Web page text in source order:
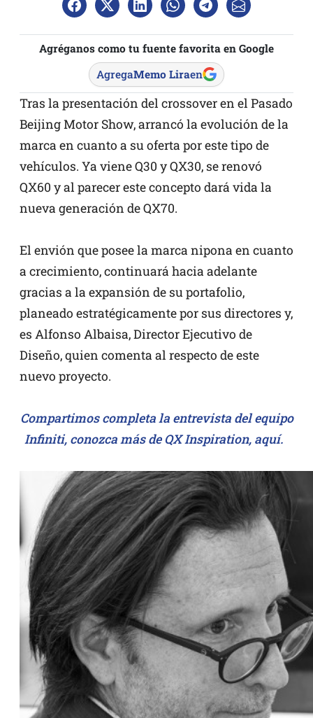
Agréganos como tu fuente favorita en Google
AgregaMemo Liraen
Tras la presentación del crossover en el Pasado
Beijing Motor Show, arrancó la evolución de la
marca en cuanto a su oferta por este tipo de
vehículos. Ya viene Q30 y QX30, se renovó
QX60 y al parecer este concepto dará vida la
nueva generación de QX70.
El envión que posee la marca nipona en cuanto
a crecimiento, continuará hacia adelante
gracias a la expansión de su portafolio,
planeado estratégicamente por sus directores y,
es Alfonso Albaisa, Director Ejecutivo de
Diseño, quien comenta al respecto de este
nuevo proyecto.
Compartimos completa la entrevista del equipo
Infiniti, conozca más de QX Inspiration, aquí.